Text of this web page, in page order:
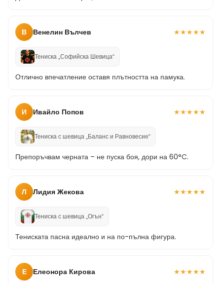
В Венелин Вълчев ★★★★★
Тениска „Софийска Шевица“
Отлично впечатление оставя плътността на памука.
И Ивайло Попов ★★★★★
Тениска с шевица „Баланс и Равновесие“
Препоръчвам черната – не пуска боя, дори на 60°C.
Л Лидия Жекова ★★★★★
Тениска с шевица „Огън“
Тениската пасна идеално и на по-пълна фигура.
Е Елеонора Кирова ★★★★★